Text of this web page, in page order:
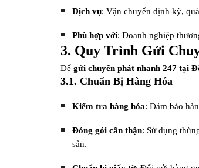
Dịch vụ: Vận chuyển định kỳ,
Phù hợp với: Doanh nghiệp
3. Quy Trình Gửi
Để gửi chuyển phát nhanh 247 tại
3.1. Chuẩn Bị Hàng Hóa
Kiểm tra hàng hóa: Đảm bảo
Đóng gói cẩn thận: Sử dụng
sản.